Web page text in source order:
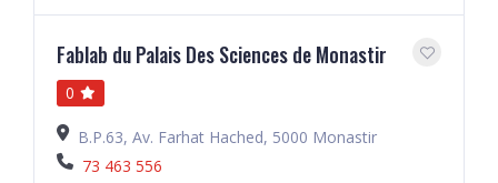
Fablab du Palais Des Sciences de Monastir
0
B.P.63, Av. Farhat Hached, 5000 Monastir
73 463 556